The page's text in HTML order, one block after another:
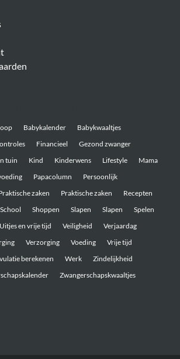
Babykalender
Babykwaaltjes
Financieel
Gezond zwanger
tuin Kind Kinderwens Lifestyle
Mama
Papacolumn
Persoonlijk
zaken Praktische zaken
Recepten
School Shoppen Slapen Slapen
Spelen
Uitjes en vrije tijd Veiligheid
Verjaardag
Verzorging Voeding
Vrije tijd
berekenen
Werk
Zindelijkheid
Zwangerschapskwaaltjes